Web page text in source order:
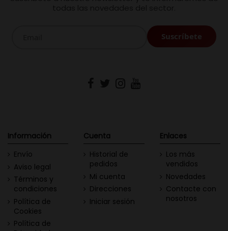
Información
Envío
Aviso legal
Términos y
condiciones
Política de
Cookies
Política de
Cuenta
Historial de
pedidos
Mi cuenta
Direcciones
Iniciar sesión
Enlaces
Los más
vendidos
Novedades
Contacte con
nosotros